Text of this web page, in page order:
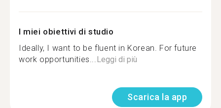
I miei obiettivi di studio
Ideally, I want to be fluent in Korean. For future
work opportunities...Leggi di più
Scarica la app